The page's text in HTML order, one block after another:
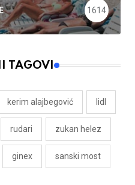
1614
TAGOVI
kerim alajbegović lidl
rudari zukan helez
ginex sanski most